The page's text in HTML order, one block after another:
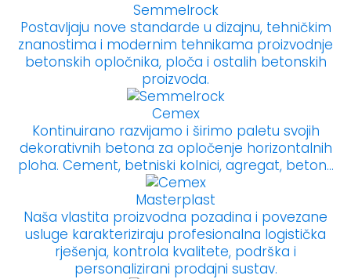
Semmelrock
Postavljaju nove standarde u dizajnu, tehničkim
znanostima i modernim tehnikama proizvodnje
betonskih opločnika, ploča i ostalih betonskih
proizvoda.
Cemex
Kontinuirano razvijamo i širimo paletu svojih
dekorativnih betona za opločenje horizontalnih
ploha. Cement, betniski kolnici, agregat, beton...
Masterplast
Naša vlastita proizvodna pozadina i povezane
usluge karakteriziraju profesionalna logistička
rješenja, kontrola kvalitete, podrška i
personalizirani prodajni sustav.